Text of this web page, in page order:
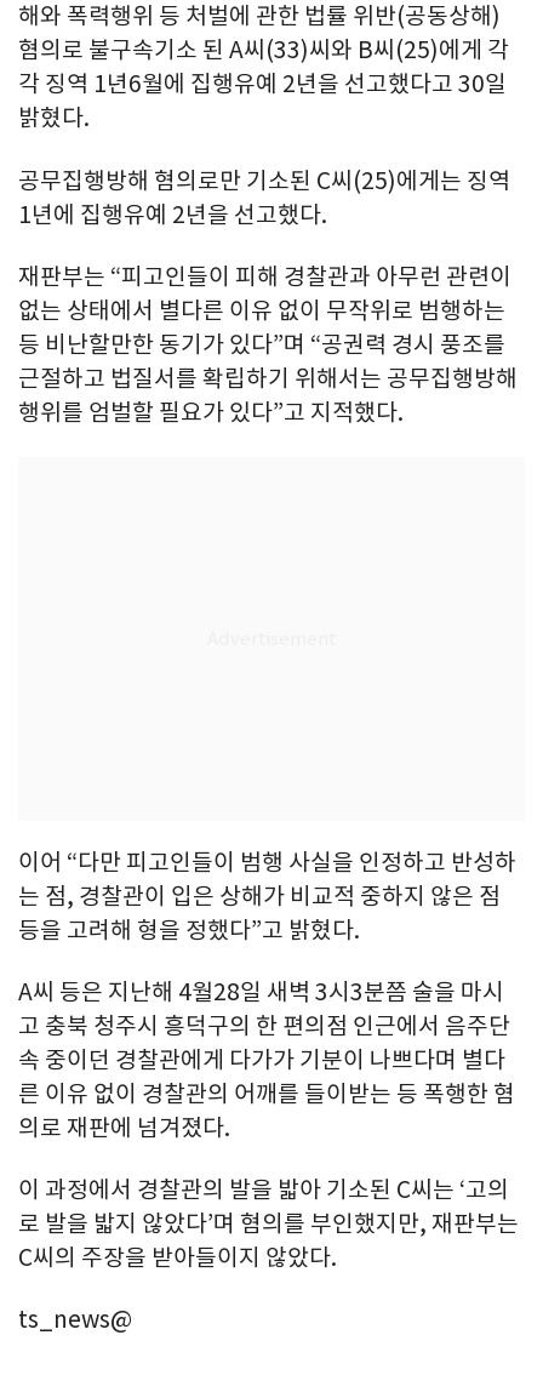
해와 폭력행위 등 처벌에 관한 법률 위반(공동상해)
혐의로 불구속기소 된 A씨(33)씨와 B씨(25)에게 각
각 징역 1년6월에 집행유예 2년을 선고했다고 30일
밝혔다.
공무집행방해 혐의로만 기소된 C씨(25)에게는 징역
1년에 집행유예 2년을 선고했다.
재판부는 “피고인들이 피해 경찰관과 아무런 관련이
없는 상태에서 별다른 이유 없이 무작위로 범행하는
등 비난할만한 동기가 있다”며 “공권력 경시 풍조를
근절하고 법질서를 확립하기 위해서는 공무집행방해
행위를 엄벌할 필요가 있다”고 지적했다.
이어 “다만 피고인들이 범행 사실을 인정하고 반성하
는 점, 경찰관이 입은 상해가 비교적 중하지 않은 점
등을 고려해 형을 정했다”고 밝혔다.
A씨 등은 지난해 4월28일 새벽 3시3분쯤 술을 마시
고 충북 청주시 흥덕구의 한 편의점 인근에서 음주단
속 중이던 경찰관에게 다가가 기분이 나쁘다며 별다
른 이유 없이 경찰관의 어깨를 들이받는 등 폭행한 혐
의로 재판에 넘겨졌다.
이 과정에서 경찰관의 발을 밟아 기소된 C씨는 ‘고의
로 발을 밟지 않았다’며 혐의를 부인했지만, 재판부는
C씨의 주장을 받아들이지 않았다.
ts_news@